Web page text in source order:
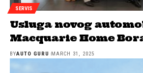
SERVIS
Usluga novog
Macquarie Home
BYAUTO GURU MARCH 31, 2025